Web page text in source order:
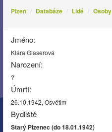
Plzeň Databáze Lidé Osoby
Jméno:
Klára Glaserová
Narození:
?
Úmrtí:
26.10.1942, Osvětim
Bydliště
Starý Plzenec (do 18.01.1942)